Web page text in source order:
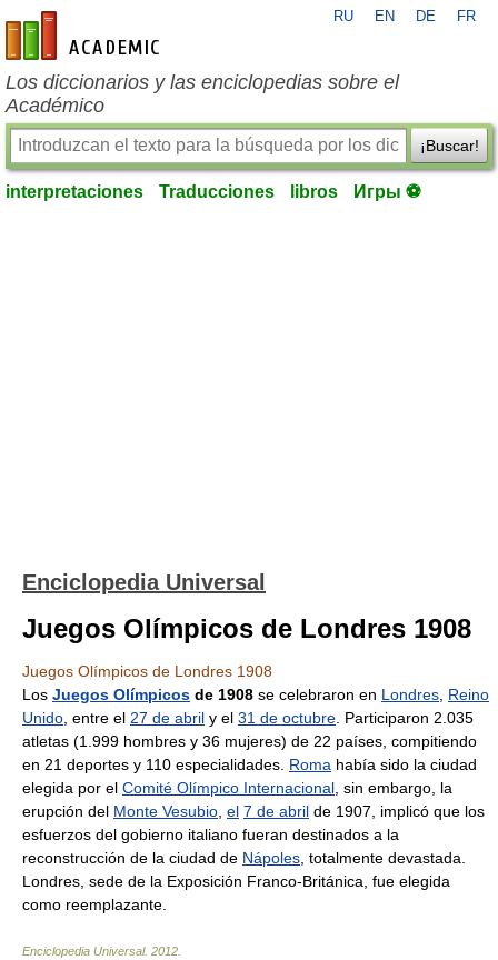
es-academic.com
RU EN DE FR
Los diccionarios y las enciclopedias sobre el
Académico
¡Buscar!
interpretaciones Traducciones libros Игры ⚽
Enciclopedia Universal
Juegos Olímpicos de Londres 1908
Juegos Olímpicos de Londres 1908
Los Juegos Olímpicos de 1908 se celebraron en Londres Reino
Unido , entre el 27 de abril y el 31 de octubre . Participaron 2.035
atletas (1.999 hombres y 36 mujeres) de 22 países, compitiendo
en 21 deportes y 110 especialidades. Roma había sido la ciudad
elegida por el Comité Olímpico Internacional , sin embargo, la
erupción del Monte Vesubio el 7 de abril de 1907, implicó que los
esfuerzos del gobierno italiano fueran destinados a la
reconstrucción de la ciudad de Nápoles , totalmente devastada.
Londres, sede de la Exposición Franco-Británica, fue elegida
como reemplazante.
Enciclopedia Universal. 2012